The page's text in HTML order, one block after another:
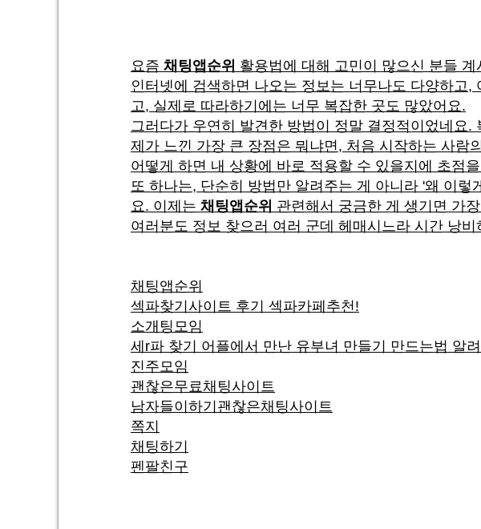
요즘 채팅앱순위 활용법에 대해 고민이 많으신 분들
인터넷에 검색하면 나오는 정보는 너무나도 다양하고
고, 실제로 따라하기에는 너무 복잡한 곳도 많았어요.
그러다가 우연히 발견한 방법이 정말 결정적이었네요.
제가 느낀 가장 큰 장점은 뭐냐면, 처음 시작하는 사람
어떻게 하면 내 상황에 바로 적용할 수 있을지에 초점
또 하나는, 단순히 방법만 알려주는 게 아니라 '왜 이
요. 이제는 채팅앱순위 관련해서 궁금한 게 생기면 가
여러분도 정보 찾으러 여러 군데 헤매시느라 시간 낭
채팅앱순위
섹파찾기사이트 후기 섹파카페추천!
소개팅모임
세r파 찾기 어플에서 만난 유부녀 만들기 만드는법 알
진주모임
괜찮은무료채팅사이트
남자들이하기괜찮은채팅사이트
쪽지
채팅하기
펜팔친구